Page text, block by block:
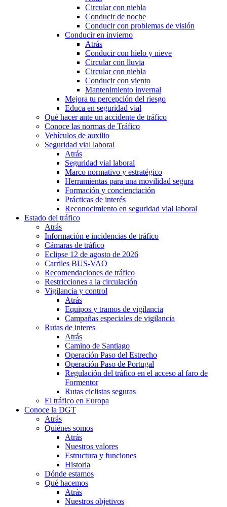
Circular con niebla
Conducir de noche
Conducir con problemas de visión
Conducir en invierno
Atrás
Conducir con hielo y nieve
Circular con lluvia
Circular con niebla
Conducir con viento
Mantenimiento invernal
Mejora tu percepción del riesgo
Educa en seguridad vial
Qué hacer ante un accidente de tráfico
Conoce las normas de Tráfico
Vehículos de auxilio
Seguridad vial laboral
Atrás
Seguridad vial laboral
Marco normativo y estratégico
Herramientas para una movilidad segura
Formación y concienciación
Prácticas de interés
Reconocimiento en seguridad vial laboral
Estado del tráfico
Atrás
Información e incidencias de tráfico
Cámaras de tráfico
Eclipse 12 de agosto de 2026
Carriles BUS-VAO
Recomendaciones de tráfico
Restricciones a la circulación
Vigilancia y control
Atrás
Equipos y tramos de vigilancia
Campañas especiales de vigilancia
Rutas de interes
Atrás
Camino de Santiago
Operación Paso del Estrecho
Operación Paso de Portugal
Regulación del tráfico en el acceso al faro de
Formentor
Rutas ciclistas seguras
El tráfico en Europa
Conoce la DGT
Atrás
Quiénes somos
Atrás
Nuestros valores
Estructura y funciones
Historia
Dónde estamos
Qué hacemos
Atrás
Nuestros objetivos